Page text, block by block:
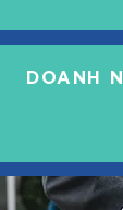
DOANH